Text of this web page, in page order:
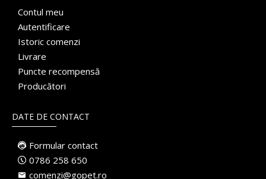
Contul meu
Autentificare
Istoric comenzi
Livrare
Puncte recompensă
Producători
DATE DE CONTACT
Formular contact
0786 258 650
comenzi@gopet.ro